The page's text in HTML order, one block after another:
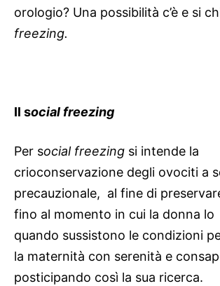
orologio? Una possibilità c’è e si
freezing.
Il social freezing
Per social freezing si intende la
crioconservazione degli ovociti a
precauzionale, al fine di
fino al momento in cui la donna lo
quando sussistono le condizioni
la maternità con serenità e
posticipando così la sua ricerca.